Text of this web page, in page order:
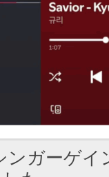
ンガーゲイ